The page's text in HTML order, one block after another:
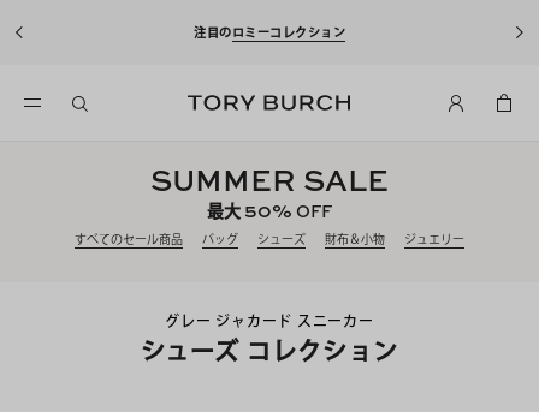
注目のロミーコレクション
SUMMER SALE
最大50% OFF
すべてのセール商品 バッグ シューズ 財布＆小物 ジュエリー
グレー ジャカード スニーカー
シューズ コレクション